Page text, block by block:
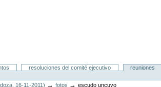
resoluciones del comité ejecutivo reuniones
16-11-2011) →fotos →escudo uncuyo